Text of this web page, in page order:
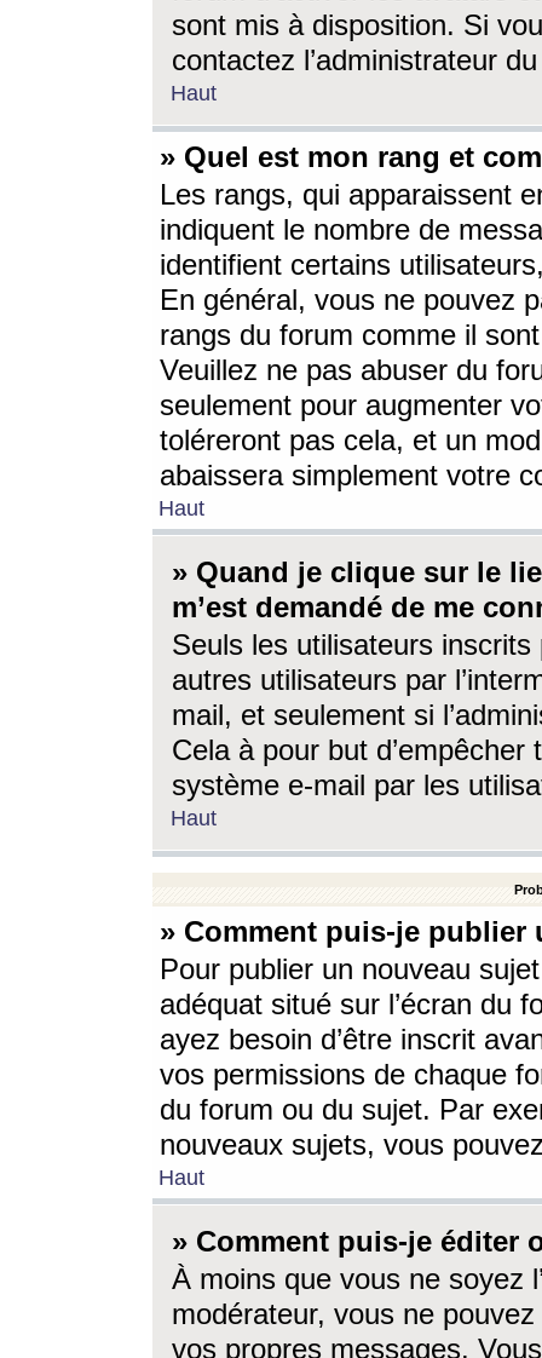
sont mis à disposition. Si
contactez l’administrateur
Haut
» Quel est mon rang et
Les rangs, qui apparaissent
indiquent le nombre de
identifient certains
En général, vous ne pouvez
rangs du forum comme il
Veuillez ne pas abuser du
seulement pour augmenter
toléreront pas cela, et un
abaissera simplement votre
Haut
» Quand je clique sur le
m’est demandé de me
Seuls les utilisateurs
autres utilisateurs par
mail, et seulement si
Cela à pour but
système e-mail par les
Haut
» Comment puis-je
Pour publier un nouveau
adéquat situé sur l’écran du
ayez besoin d’être inscrit
vos permissions de chaque
du forum ou du sujet. Par
nouveaux sujets, vous
Haut
» Comment puis-je éditer
À moins que vous ne soyez
modérateur, vous ne
vos propres messages.